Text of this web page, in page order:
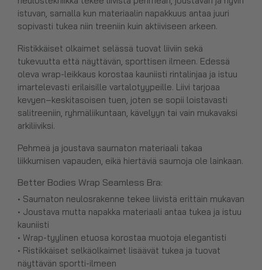
istuvan, samalla kun materiaalin napakkuus antaa juuri
sopivasti tukea niin treeniin kuin aktiiviseen arkeen.
Ristikkäiset olkaimet selässä tuovat liiviin sekä
tukevuutta että näyttävän, sporttisen ilmeen. Edessä
oleva wrap-leikkaus korostaa kauniisti rintalinjaa ja istuu
imartelevasti erilaisille vartalotyypeille. Liivi tarjoaa
kevyen–keskitasoisen tuen, joten se sopii loistavasti
salitreeniin, ryhmäliikuntaan, kävelyyn tai vain mukavaksi
arkiliiviksi.
Pehmeä ja joustava saumaton materiaali takaa
liikkumisen vapauden, eikä hiertäviä saumoja ole lainkaan.
Better Bodies Wrap Seamless Bra:
• Saumaton neulosrakenne tekee liivistä erittäin mukavan
• Joustava mutta napakka materiaali antaa tukea ja istuu
kauniisti
• Wrap-tyylinen etuosa korostaa muotoja elegantisti
• Ristikkäiset selkäolkaimet lisäävät tukea ja tuovat
näyttävän sportti-ilmeen